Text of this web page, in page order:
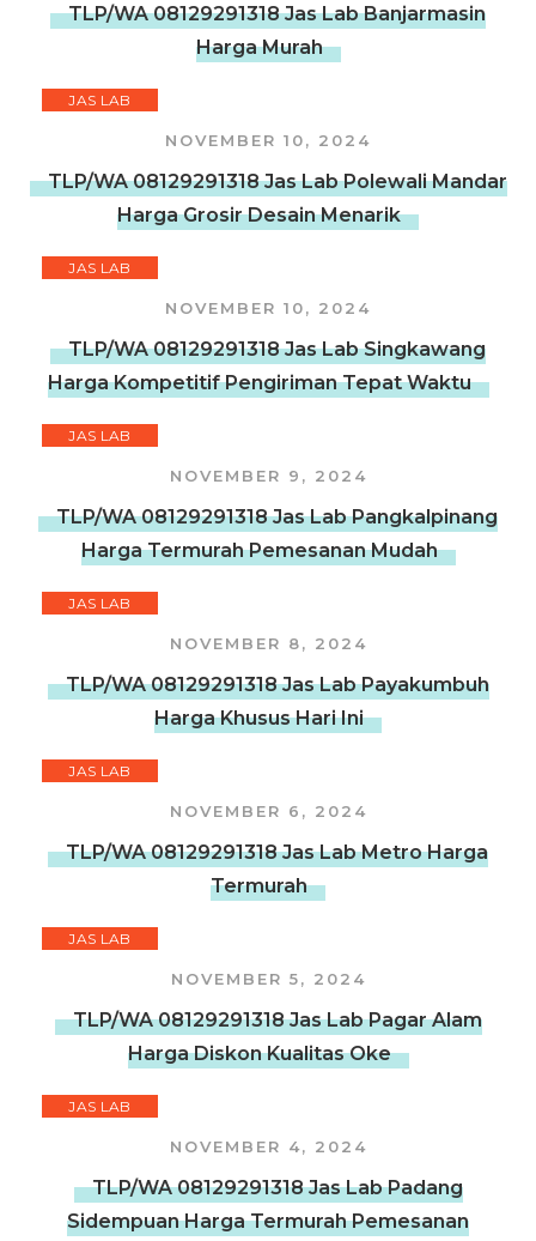
TLP/WA 08129291318 Jas Lab Banjarmasin
Harga Murah
JAS LAB
NOVEMBER 10, 2024
TLP/WA 08129291318 Jas Lab Polewali Mandar
Harga Grosir Desain Menarik
JAS LAB
NOVEMBER 10, 2024
TLP/WA 08129291318 Jas Lab Singkawang
Harga Kompetitif Pengiriman Tepat Waktu
JAS LAB
NOVEMBER 9, 2024
TLP/WA 08129291318 Jas Lab Pangkalpinang
Harga Termurah Pemesanan Mudah
JAS LAB
NOVEMBER 8, 2024
TLP/WA 08129291318 Jas Lab Payakumbuh
Harga Khusus Hari Ini
JAS LAB
NOVEMBER 6, 2024
TLP/WA 08129291318 Jas Lab Metro Harga
Termurah
JAS LAB
NOVEMBER 5, 2024
TLP/WA 08129291318 Jas Lab Pagar Alam
Harga Diskon Kualitas Oke
JAS LAB
NOVEMBER 4, 2024
TLP/WA 08129291318 Jas Lab Padang
Sidempuan Harga Termurah Pemesanan